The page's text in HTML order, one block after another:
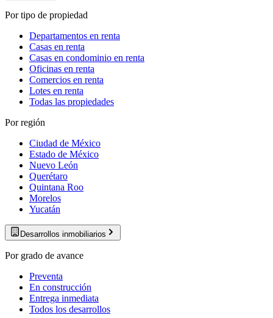
Por tipo de propiedad
Departamentos en renta
Casas en renta
Casas en condominio en renta
Oficinas en renta
Comercios en renta
Lotes en renta
Todas las propiedades
Por región
Ciudad de México
Estado de México
Nuevo León
Querétaro
Quintana Roo
Morelos
Yucatán
Desarrollos inmobiliarios
Por grado de avance
Preventa
En construcción
Entrega inmediata
Todos los desarrollos